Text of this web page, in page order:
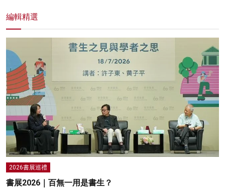
編輯精選
2026書展巡禮
書展2026｜百無一用是書生？